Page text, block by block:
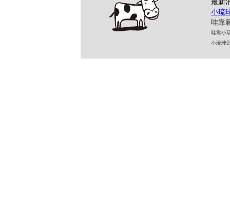
最新
小琉
哇靠
哇靠小
小琉球